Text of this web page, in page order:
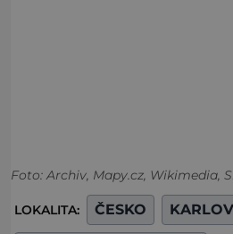
Foto: Archiv, Mapy.cz, Wikimedia,
LOKALITA: ČESKO